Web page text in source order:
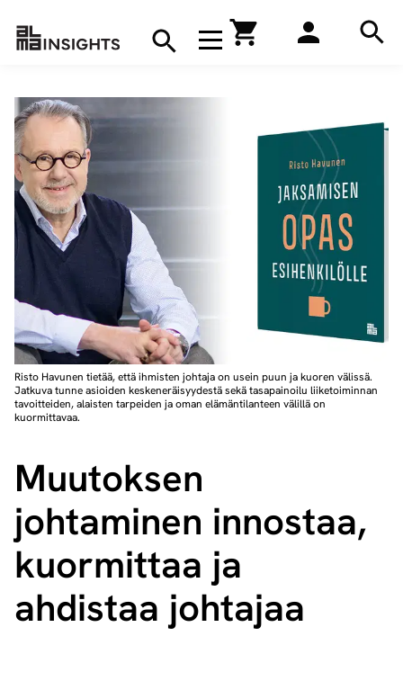
Avaa navigaatio
Hae
Risto Havunen tietää, että ihmisten johtaja on usein puun ja kuoren välissä.
Jatkuva tunne asioiden keskeneräisyydestä sekä tasapainoilu liiketoiminnan
tavoitteiden, alaisten tarpeiden ja oman elämäntilanteen välillä on
kuormittavaa.
Muutoksen
johtaminen innostaa,
kuormittaa ja
ahdistaa johtajaa